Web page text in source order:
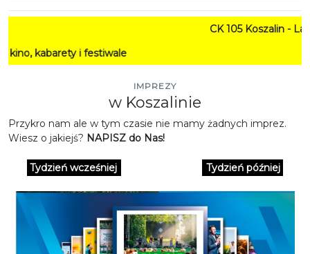
CK 105 Koszalin - Lato w
i festiwale
IMPREZY
w Koszalinie
Przykro nam ale w tym czasie nie mamy żadnych imprez.
Wiesz o jakiejś? NAPISZ do Nas!
Tydzień wcześniej Tydzień później